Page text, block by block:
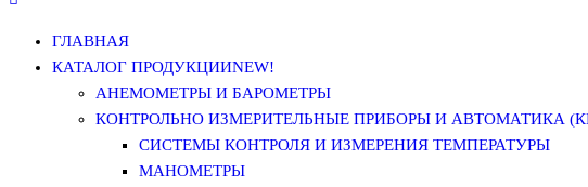
ГЛАВНАЯ
КАТАЛОГ ПРОДУКЦИИNEW!
АНЕМОМЕТРЫ И БАРОМЕТРЫ
КОНТРОЛЬНО ИЗМЕРИТЕЛЬНЫЕ ПРИБОРЫ И АВТОМАТИКА
СИСТЕМЫ КОНТРОЛЯ И ИЗМЕРЕНИЯ ТЕМПЕРАТУРЫ
МАНОМЕТРЫ